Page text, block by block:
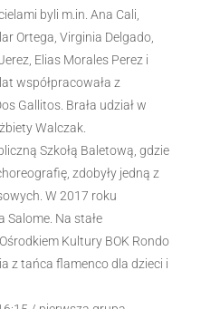
byli m.in. Ana Cali,
Ortega, Virginia Delgado,
Elias Morales Perez i
współpracowała z
Gallitos. Brała udział w
Walczak.
Szkołą Baletową, gdzie
zdobyły jedną z
W 2017 roku
Salome. Na stałe
Kultury BOK Rondo
z tańca flamenco dla dzieci i